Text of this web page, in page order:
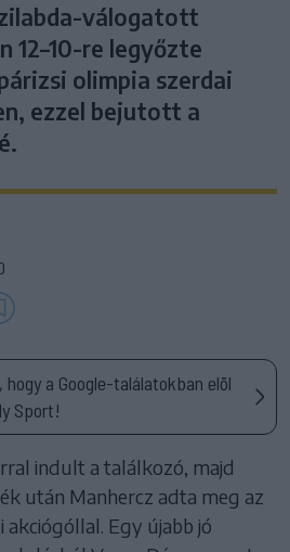
válogatott
12–10-re legyőzte
olimpia szerdai
ezzel bejutott a
a Google-találatokban elöl
Sport!
indult a találkozó, majd
után Manhercz adta meg az
Egy újabb jó